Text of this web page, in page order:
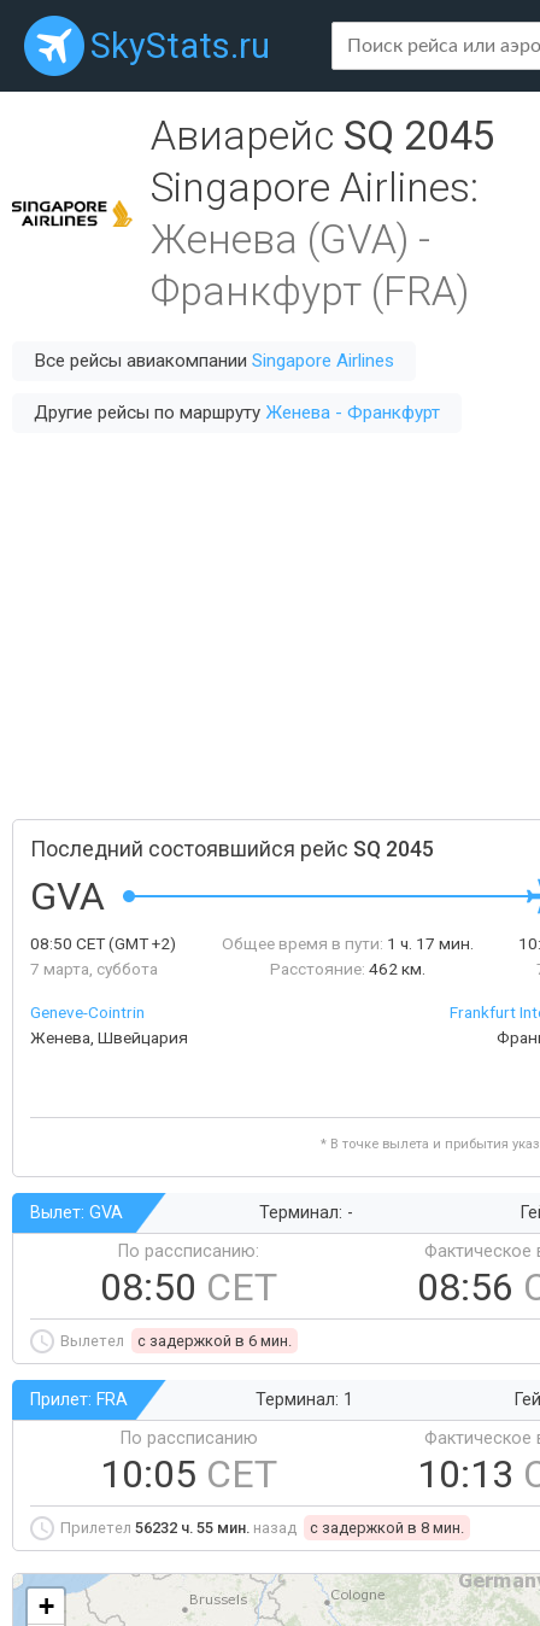
SkyStats.ru
Авиарейс SQ 2045
Singapore Airlines:
Женева (GVA) -
Франкфурт (FRA)
Все рейсы авиакомпании Singapore Airlines
Другие рейсы по маршруту Женева - Франкфурт
Последний состоявшийся рейс SQ 2045
GVA
08:50 CET(GMT +2)
7 марта, суббота
Общее время в пути: 1 ч. 17 мин.
Расстояние: 462 км.
Geneve-Сointrin
Женева, Швейцария
Frankfurt
* В точке вылета и прибытия
Вылет: GVA Терминал: -
По рассписанию:
08:50 CET
Фактическое
08:56
Вылетел c задержкой в 6 мин.
Прилет: FRA Терминал: 1
По рассписанию
10:05 CET
Фактическое
10:13
Прилетел 56232 ч. 55 мин. назад c задержкой в 8 мин.
+